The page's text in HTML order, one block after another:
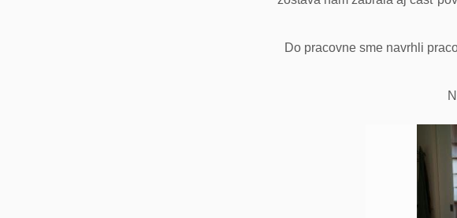
Do pracovne sme navrhli